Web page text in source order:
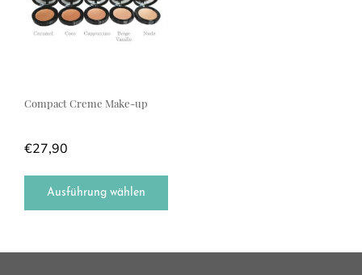
Compact Creme Make-up
€27,90
Ausführung wählen